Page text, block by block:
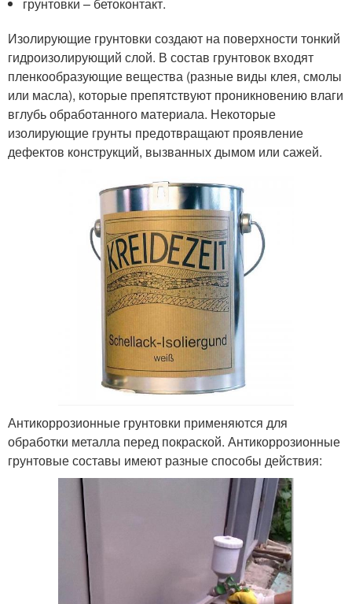
грунтовки – бетоконтакт.
Изолирующие грунтовки создают на поверхности тонкий
гидроизолирующий слой. В состав грунтовок входят
пленкообразующие вещества (разные виды клея, смолы
или масла), которые препятствуют проникновению влаги
вглубь обработанного материала. Некоторые
изолирующие грунты предотвращают проявление
дефектов конструкций, вызванных дымом или сажей.
Антикоррозионные грунтовки применяются для
обработки металла перед покраской. Антикоррозионные
грунтовые составы имеют разные способы действия: